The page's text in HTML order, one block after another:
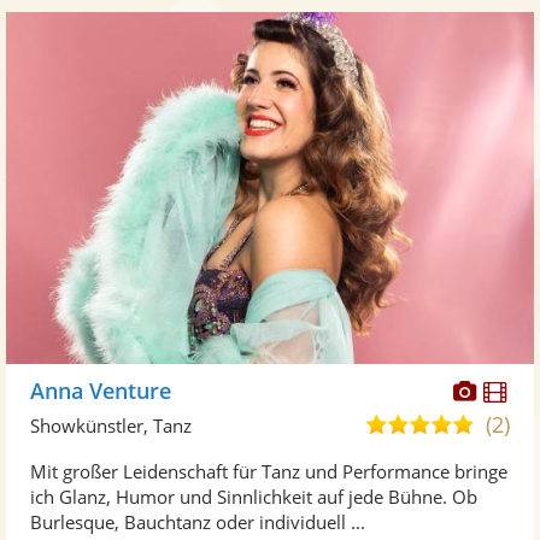
Fotos
Anna Venture
5,0
5
(2)
Showkünstler, Tanz
Mit großer Leidenschaft für Tanz und Performance bringe
ich Glanz, Humor und Sinnlichkeit auf jede Bühne. Ob
Burlesque, Bauchtanz oder individuell ...